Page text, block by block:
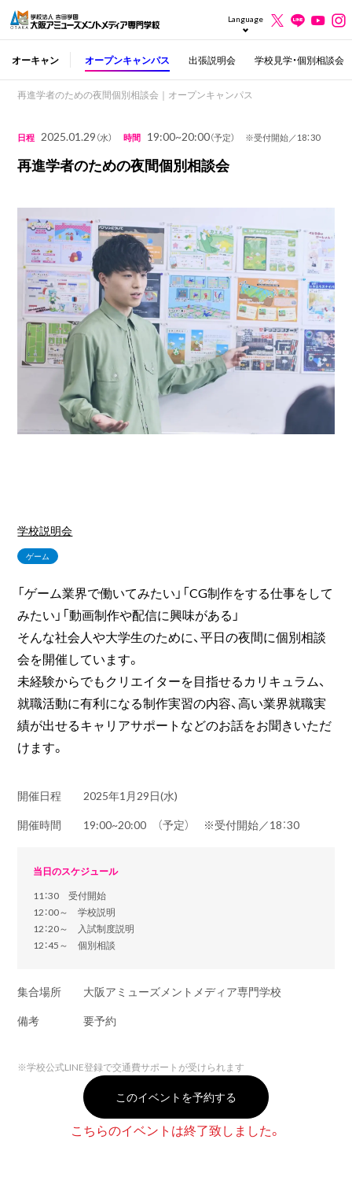
Language
オーキャン オープンキャンパス 出張説明会 学校見学・個別相談会
再進学者のための夜間個別相談会｜オープンキャンパス
日程 2025.01.29（水） 時間 19:00~20:00（予定） ※受付開始／18：30
再進学者のための夜間個別相談会
学校説明会
ゲーム
「ゲーム業界で働いてみたい」「CG制作をする仕事をして
みたい」「動画制作や配信に興味がある」
そんな社会人や大学生のために、平日の夜間に個別相談
会を開催しています。
未経験からでもクリエイターを目指せるカリキュラム、
就職活動に有利になる制作実習の内容、高い業界就職実
績が出せるキャリアサポートなどのお話をお聞きいただ
けます。
開催日程
2025年1月29日(水)
開催時間
19:00~20:00 （予定） ※受付開始／18：30
当日のスケジュール
11：30 受付開始
12：00～ 学校説明
12：20～ 入試制度説明
12：45～ 個別相談
集合場所
大阪アミューズメントメディア専門学校
備考
要予約
※学校公式LINE登録で交通費サポートが受けられます
このイベントを予約する
こちらのイベントは終了致しました。